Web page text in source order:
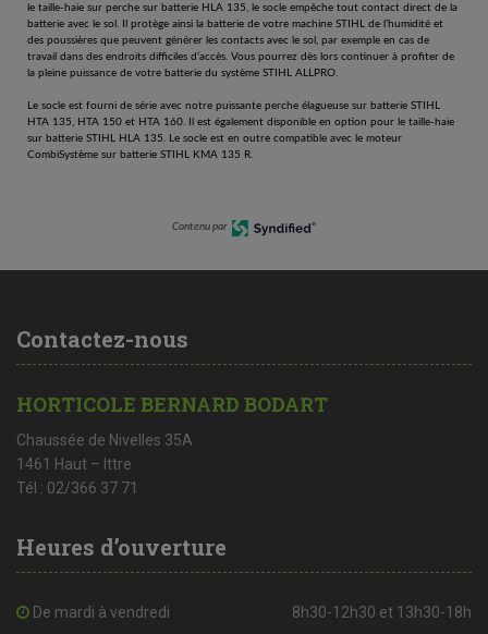
le taille-haie sur perche sur batterie HLA 135, le socle empêche tout contact direct de la
batterie avec le sol. Il protège ainsi la batterie de votre machine STIHL de l’humidité et
des poussières que peuvent générer les contacts avec le sol, par exemple en cas de
travail dans des endroits difficiles d’accès. Vous pourrez dès lors continuer à profiter de
la pleine puissance de votre batterie du système STIHL ALLPRO.
Le socle est fourni de série avec notre puissante perche élagueuse sur batterie STIHL
HTA 135, HTA 150 et HTA 160. Il est également disponible en option pour le taille-haie
sur batterie STIHL HLA 135. Le socle est en outre compatible avec le moteur
CombiSystème sur batterie STIHL KMA 135 R.
Contenu par
Contactez-nous
HORTICOLE BERNARD BODART
Chaussée de Nivelles 35A
1461 Haut – Ittre
Tél : 02/366 37 71
Heures d’ouverture
De mardi à vendredi 8h30-12h30 et 13h30-18h